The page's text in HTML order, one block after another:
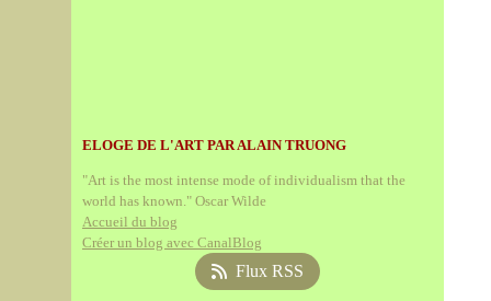
ELOGE DE L'ART PAR ALAIN TRUONG
"Art is the most intense mode of individualism that the
world has known." Oscar Wilde
Accueil du blog
Créer un blog avec CanalBlog
Flux RSS